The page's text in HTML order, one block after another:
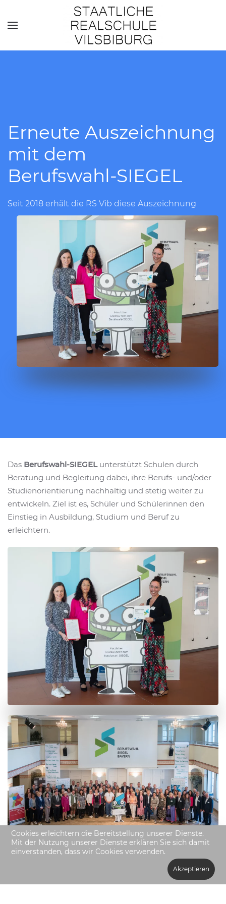
Skip to main content
Erneute Auszeichnung
mit dem
Berufswahl-SIEGEL
Seit 2018 erhält die RS Vib diese Auszeichnung
Das Berufswahl-SIEGELunterstützt Schulen durch
Beratung und Begleitung dabei, ihre Berufs- und/oder
Studienorientierung nachhaltig und stetig weiter zu
entwickeln. Ziel ist es, Schüler und Schülerinnen den
Einstieg in Ausbildung, Studium und Beruf zu
erleichtern.
Cookies erleichtern die Bereitstellung unserer Dienste.
Mit der Nutzung unserer Dienste erklären Sie sich damit
einverstanden, dass wir Cookies verwenden.
Akzeptieren